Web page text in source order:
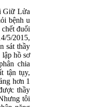
Giữ Lửa
bệnh u
đuối
5/2015,
sát thầy
lập hồ sơ
chia
tận tụy,
hơn 1
thầy
tôi